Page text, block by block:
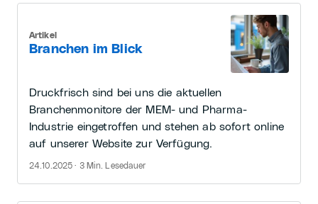
Branchen im Blick
Artikel
Druckfrisch sind bei uns die aktuellen
Branchenmonitore der MEM- und Pharma-
Industrie eingetroffen und stehen ab sofort online
auf unserer Website zur Verfügung.
24.10.2025 · 3 Min. Lesedauer